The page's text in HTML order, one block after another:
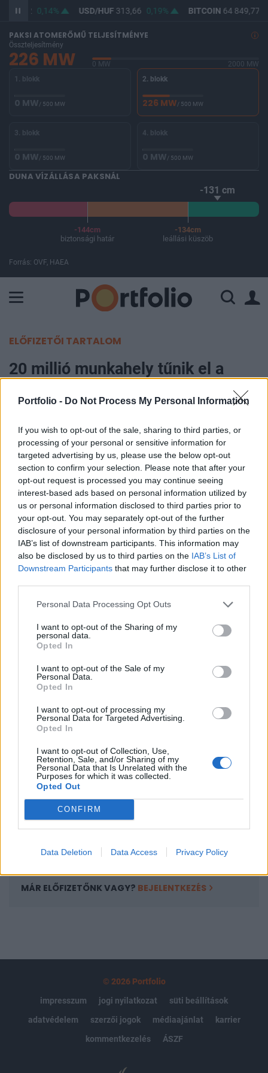
Portfolio - Do Not Process My Personal Information
If you wish to opt-out of the sale, sharing to third parties, or
processing of your personal or sensitive information for
targeted advertising by us, please use the below opt-out
section to confirm your selection. Please note that after your
opt-out request is processed you may continue seeing
interest-based ads based on personal information utilized by
us or personal information disclosed to third parties prior to
your opt-out. You may separately opt-out of the further
disclosure of your personal information by third parties on the
IAB’s list of downstream participants. This information may
also be disclosed by us to third parties on the IAB’s List of
Downstream Participants that may further disclose it to other
Personal Data Processing Opt Outs
I want to opt-out of the Sharing of my
personal data.
Opted In
I want to opt-out of the Sale of my
Personal Data.
Opted In
I want to opt-out of processing my
Personal Data for Targeted Advertising.
Opted In
I want to opt-out of Collection, Use,
Retention, Sale, and/or Sharing of my
Personal Data that Is Unrelated with the
Purposes for which it was collected.
Opted Out
CONFIRM
Data Deletion Data Access Privacy Policy
362,22 0,14% USD/HUF313,66 0,19% BITCOIN64 849,77
PAKSI ATOMERŐMŰ TELJESÍTMÉNYE
Összteljesítmény
226 MW 0 MW
2000 MW
1. blokk
0 MW/ 500 MW
2. blokk
226 MW/ 500 MW
3. blokk
0 MW/ 500 MW
4. blokk
0 MW/ 500 MW
DUNA VÍZÁLLÁSA PAKSNÁL
-131 cm
-144cm
biztonsági határ
-134cm
leállási küszöb
Forrás: OVF, HAEA
ELŐFIZETŐI TARTALOM
20 millió munkahely tűnik el a
következő 10 évben - Itt vannak a
legveszélyeztetettebb országok
Portfolio
2019. június 27. 08:51
Az Oxford Economics friss tanulmánya szerint
2030-ra 20 millió munkahely tűnik el a világon, a
legveszélyeztetettebb munkahelyek azokéi, akik a
feldolgozóiparban dolgoznak - írja a tanulmány
megállapításaira hivatkozva a CNBC.
Az Oxford Economics tanulmánya szerint a következő 11
évben 14 millió robotot állíthatnak munkába egyedül
Kínában. Beszédes adat, hogy az elmúlt két évtizedben a
2,25 milliót. A kutatók kitérnek arra is, hogy a robotok
alkalmazása a munkában a termelékenységre és a
KEDVES OLVASÓNK!
A keresett cikk a portfolio.hu hírarchívumához
tartozik, melynek olvasása előfizetéses
regisztrációhoz kötött.
Az előfizetés a következőket tartalmazza:
Portfolio.hu teljes cikkarchívum
Kötéslisták: BÉT elmúlt 2 év napon belüli
kötéslistái
MÁR ELŐFIZETŐNK VAGY? BEJELENTKEZÉS
© 2026 Portfolio
impresszum
jogi nyilatkozat
süti beállítások
adatvédelem
szerzői jogok médiaajánlat
karrier
kommentkezelés
ÁSZF